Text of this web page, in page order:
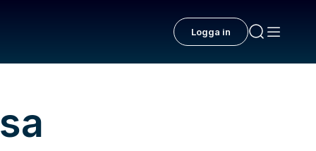
Logga in